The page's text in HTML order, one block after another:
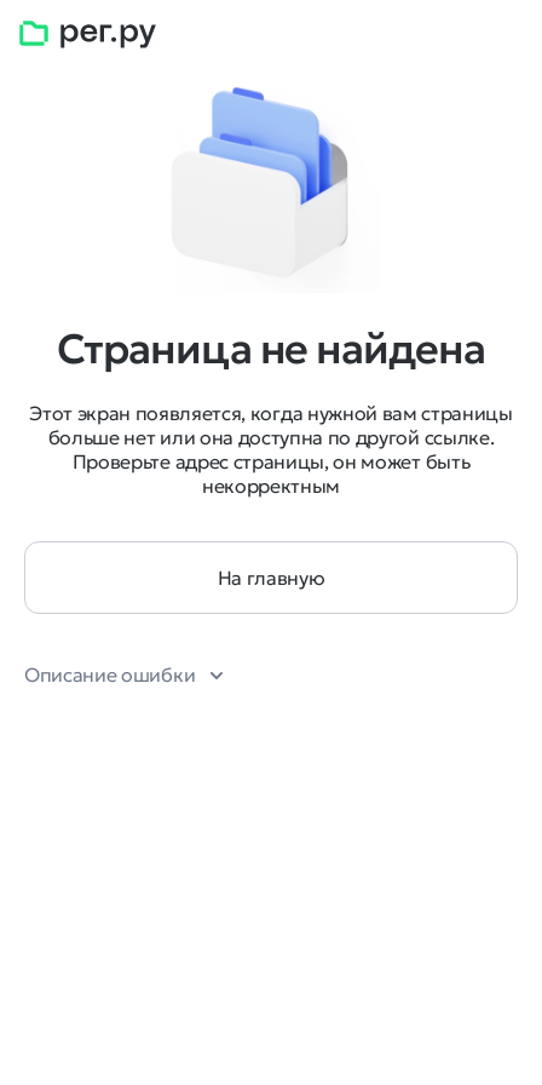
Страница не найдена
Этот экран появляется, когда нужной вам страницы
больше нет или она доступна по другой ссылке.
Проверьте адрес страницы, он может быть
некорректным
На главную
Описание ошибки